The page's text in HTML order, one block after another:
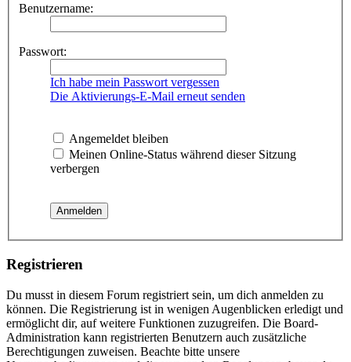
Benutzername:
Passwort:
Ich habe mein Passwort vergessen
Die Aktivierungs-E-Mail erneut senden
Angemeldet bleiben
Meinen Online-Status während dieser Sitzung
verbergen
Registrieren
Du musst in diesem Forum registriert sein, um dich anmelden zu
können. Die Registrierung ist in wenigen Augenblicken erledigt und
ermöglicht dir, auf weitere Funktionen zuzugreifen. Die Board-
Administration kann registrierten Benutzern auch zusätzliche
Berechtigungen zuweisen. Beachte bitte unsere